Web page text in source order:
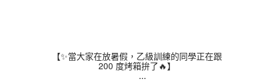
【✨當大家在放暑假，乙級訓練的同學正在跟
200 度烤箱拚了🔥】
...